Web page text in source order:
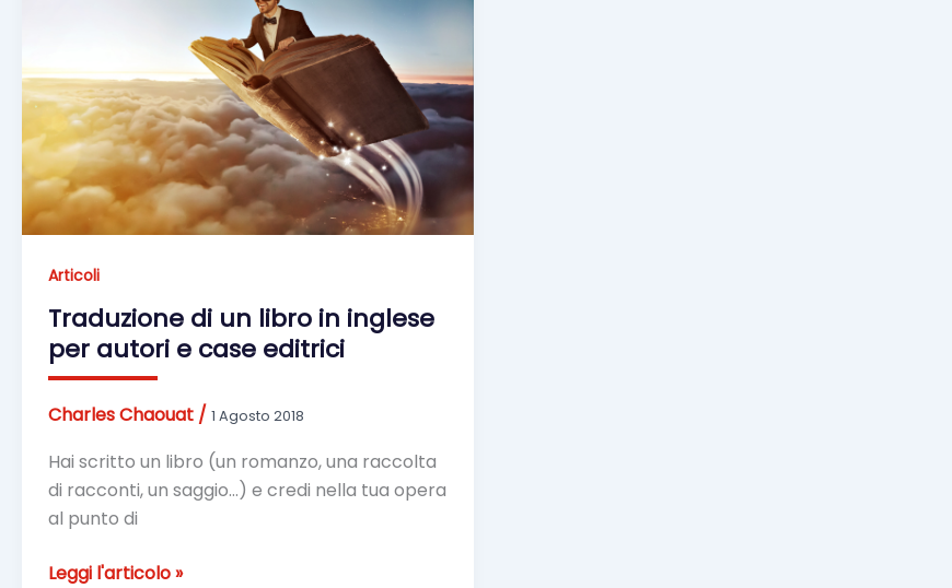
Articoli
Traduzione di un libro in inglese
per autori e case editrici
Charles Chaouat / 1 Agosto 2018
Hai scritto un libro (un romanzo, una raccolta
di racconti, un saggio…) e credi nella tua opera
al punto di
Traduzione
Leggi l'articolo »